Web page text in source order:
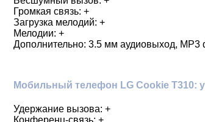
Громкая связь: +
Загрузка мелодий: +
Мелодии: +
Дополнительно: 3.5 мм аудиовыход, MP3
Мобильный телефон LG Cookie T310:
Удержание вызова: +